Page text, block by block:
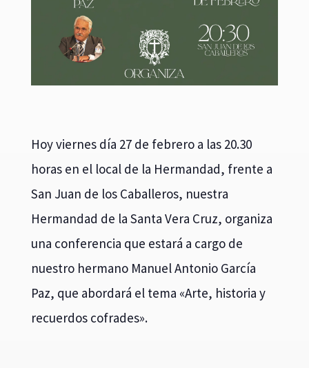
Hoy viernes día 27 de febrero a las 20.30
horas en el local de la Hermandad, frente a
San Juan de los Caballeros, nuestra
Hermandad de la Santa Vera Cruz, organiza
una conferencia que estará a cargo de
nuestro hermano Manuel Antonio García
Paz, que abordará el tema «Arte, historia y
recuerdos cofrades».